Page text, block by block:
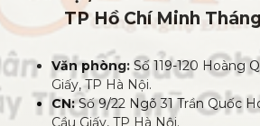
TP Hồ Chí Minh
Văn phòng: Số 119-120 Hoàng
Giấy, TP Hà Nội.
CN:Số 9/22 Ngõ 31 Trần Quốc
Cầu Giấy, TP Hà Nội.